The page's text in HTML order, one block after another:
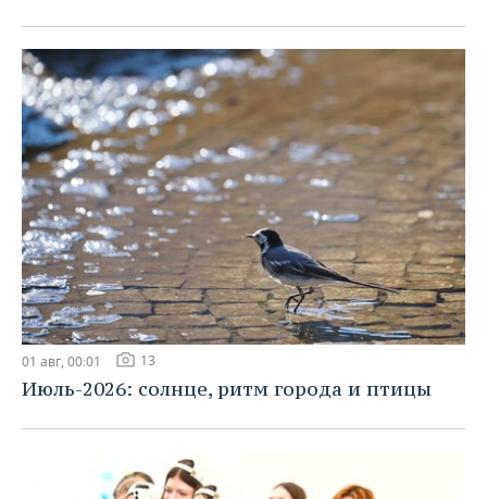
01 авг, 00:01 13
Июль-2026: солнце, ритм города и птицы